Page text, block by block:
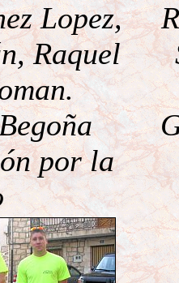
Lopez,
Raquel
por la